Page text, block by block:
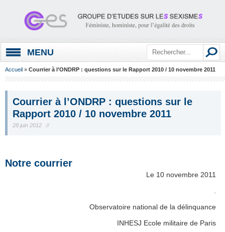
MENU
Accueil » Courrier à l’ONDRP : questions sur le Rapport 2010 / 10 novembre 2011
Courrier à l’ONDRP : questions sur le
Rapport 2010 / 10 novembre 2011
28 juin 2012 //
Notre courrier
Le 10 novembre 2011
Observatoire national de la délinquance
INHESJ Ecole militaire de Paris